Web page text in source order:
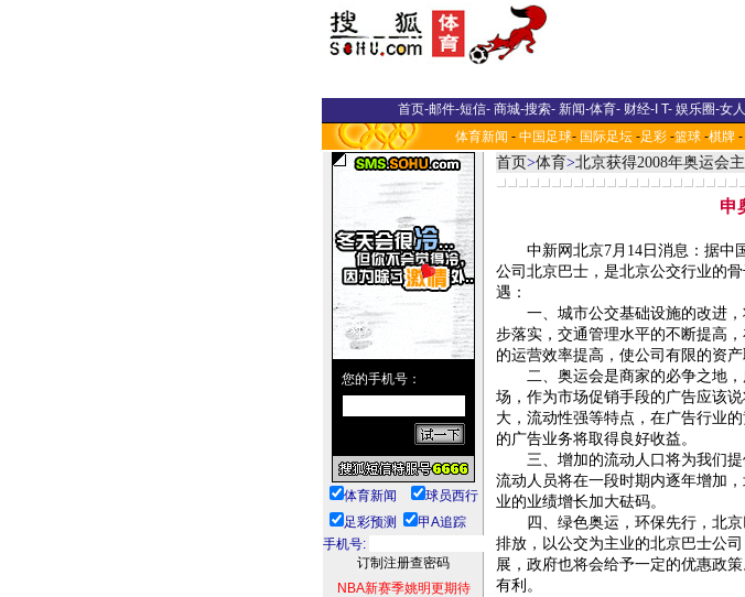
首页-邮件-短信- 商城-搜索- 新闻-体育- 财经-I T- 娱乐圈-女人
体育新闻 - 中国足球- 国际足坛 -足彩 -篮球 -棋牌 -
体育新闻
球员西行
足彩预测
甲A追踪
手机号:
NBA新赛季姚明更期待
首页>体育>北京获得2008年奥运会
申
中新网北京7月14日消息：据中国
公司北京巴士，是北京公交行业的
遇：
一、城市公交基础设施的改进，
步落实，交通管理水平的不断提高
的运营效率提高，使公司有限的资产
二、奥运会是商家的必争之地，
场，作为市场促销手段的广告应该
大，流动性强等特点，在广告行业
的广告业务将取得良好收益。
三、增加的流动人口将为我们提
流动人员将在一段时期内逐年增加
业的业绩增长加大砝码。
四、绿色奥运，环保先行，北京
排放，以公交为主业的北京巴士公
展，政府也将会给予一定的优惠政
有利。